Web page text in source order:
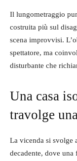
Il lungometraggio
costruita più sul
scena improvvisi.
spettatore, ma
disturbante che
Una casa
travolge
La vicenda si svolge
decadente, dove